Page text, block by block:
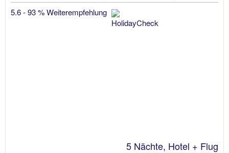
5.6 - 93 % Weiterempfehlung
5 Nächte, Hotel + Flug